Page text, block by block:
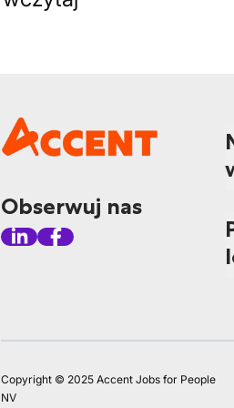
Obserwuj nas
Copyright © 2025 Accent Jobs for People
NV